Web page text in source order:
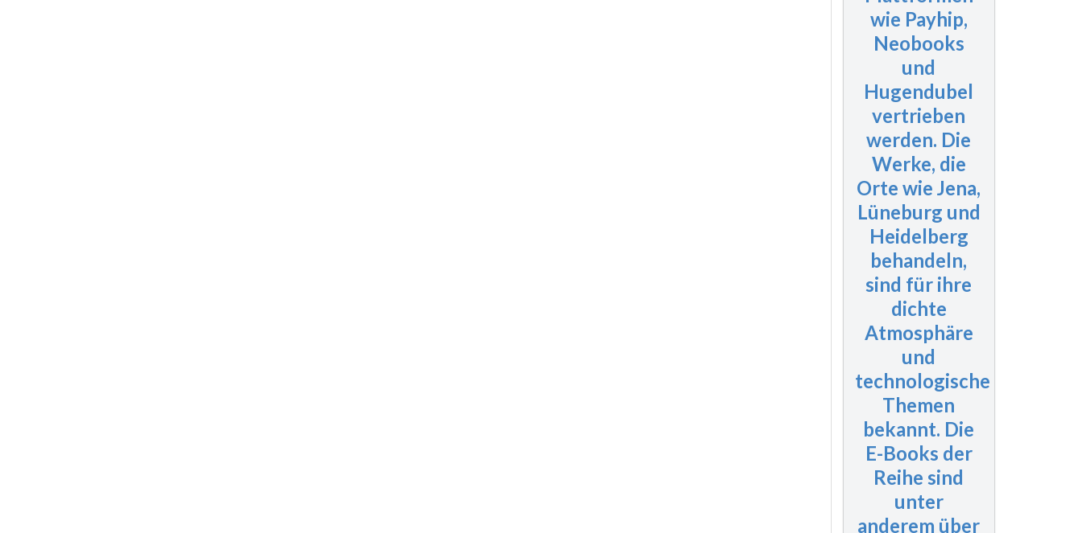
wie Payhip,
Neobooks
und
Hugendubel
vertrieben
werden. Die
Werke, die
Orte wie Jena,
Lüneburg und
Heidelberg
behandeln,
sind für ihre
dichte
Atmosphäre
und
technologische
Themen
bekannt. Die
E-Books der
Reihe sind
unter
anderem über